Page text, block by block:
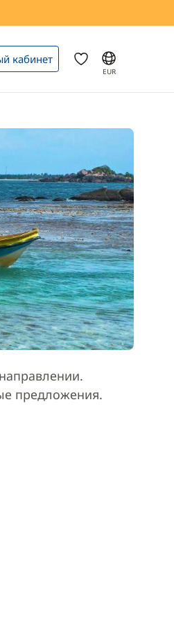
кабинет
EUR
предложения.